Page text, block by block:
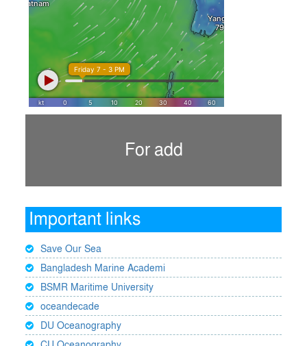
For add
Important links
Save Our Sea
Bangladesh Marine Academi
BSMR Maritime University
oceandecade
DU Oceanography